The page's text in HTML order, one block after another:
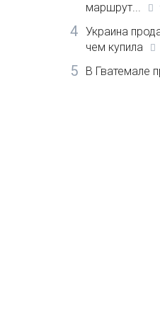
маршрут...
4
Украина
чем купила
5 В Гватемале